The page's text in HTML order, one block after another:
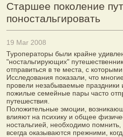
Старшее поколение
поностальгировать
19 Mar 2008
Туроператоры были крайне
"ностальгирующих"
отправиться в те места, с
Исследования показали, что
провели незабываемые
пожилые семейные пары часто
путешествия.
Положительные эмоции,
влияют на психику и общее
ностальгией, необходимо
всегда оказываются прежними,